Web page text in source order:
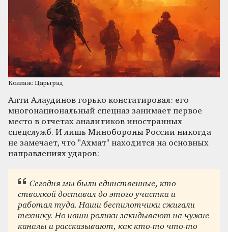
Коллаж: Царьград
Апти Алаудинов горько констатировал: его
многонациональный спецназ занимает первое
место в отчетах аналитиков иностранных
спецслужб. И лишь Минобороны России никогда
не замечает, что "Ахмат" находится на основных
направлениях ударов:
Сегодня мы были единственные, кто
стволкой доставал до этого участка и
работал туда. Наши беспилотчики сжигали
технику. Но наши ролики закидывают на чужие
каналы и рассказывают, как кто-то что-то